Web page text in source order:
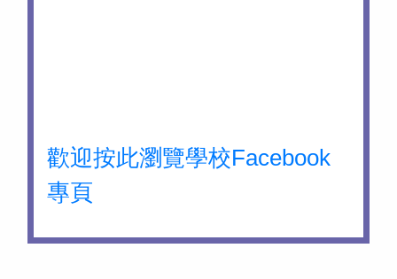
歡迎按此瀏覽學校Facebook
專頁